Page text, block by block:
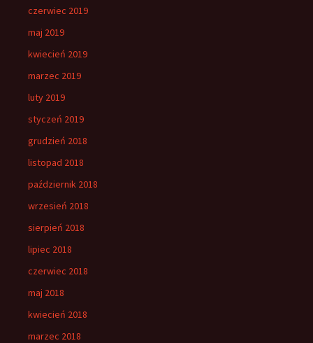
czerwiec 2019
maj 2019
kwiecień 2019
marzec 2019
luty 2019
styczeń 2019
grudzień 2018
listopad 2018
październik 2018
wrzesień 2018
sierpień 2018
lipiec 2018
czerwiec 2018
maj 2018
kwiecień 2018
marzec 2018